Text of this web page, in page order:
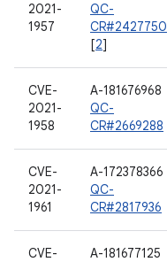
2021-
1957
QC-
CR#2427750
[2]
CVE-
2021-
1958
A-181676968
QC-
CR#2669288
CVE-
2021-
1961
A-172378366
QC-
CR#2817936
CVE-
A-181677125